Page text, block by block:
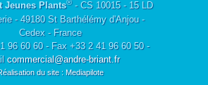
Jeunes Plants®- CS 10015 - 15 LD
- 49180 St Barthélémy d'Anjou -
Cedex - France
96 60 60 - Fax +33 2 41 96 60 50 -
commercial@andre-briant.fr
du site : Mediapilote